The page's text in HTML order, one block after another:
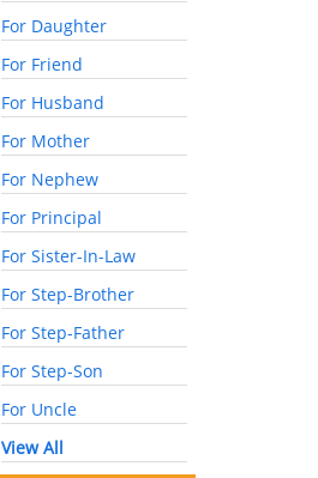
For Daughter
For Friend
For Husband
For Mother
For Nephew
For Principal
For Sister-In-Law
For Step-Brother
For Step-Father
For Step-Son
For Uncle
View All